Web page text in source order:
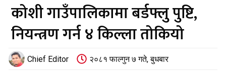
कोशी गाउँपालिकामा बर्डफ्लु पुष्टि,
नियन्त्रण गर्न ४ किल्ला तोकियो
Chief Editor २०८१ फाल्गुन ७ गते, बुधबार